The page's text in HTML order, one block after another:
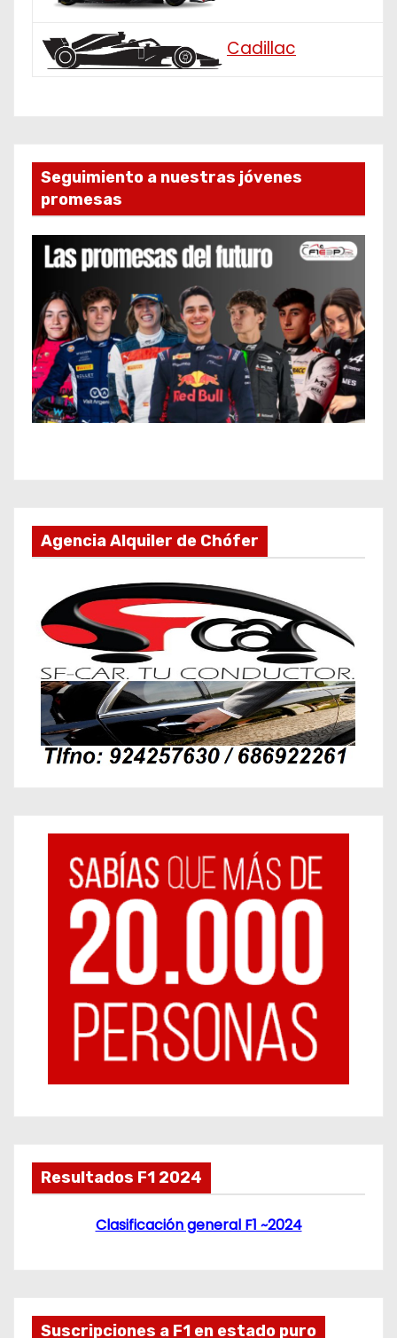
Cadillac
Seguimiento a nuestras jóvenes
promesas
Agencia Alquiler de Chófer
Resultados F1 2024
Clasificación general F1 ~2024
Suscripciones a F1 en estado puro